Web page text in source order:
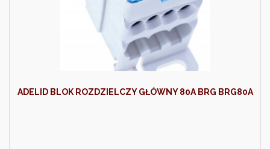
ADELID BLOK ROZDZIELCZY GŁÓWNY 80A BRG BRG80A